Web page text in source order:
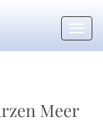
Meer